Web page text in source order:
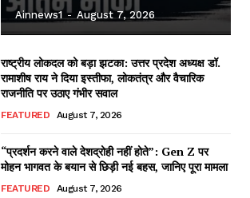
Ainnews1 - August 7, 2026
राष्ट्रीय लोकदल को बड़ा झटका: उत्तर प्रदेश अध्यक्ष डॉ.
रामाशीष राय ने दिया इस्तीफा, लोकतंत्र और वैचारिक
राजनीति पर उठाए गंभीर सवाल
FEATURED August 7, 2026
“प्रदर्शन करने वाले देशद्रोही नहीं होते”: Gen Z पर
मोहन भागवत के बयान से छिड़ी नई बहस, जानिए पूरा मामला
FEATURED August 7, 2026